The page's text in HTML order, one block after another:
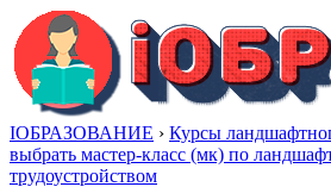
IОБРАЗОВАНИЕ › Курсы
выбрать мастер-класс (мк) по
трудоустройством